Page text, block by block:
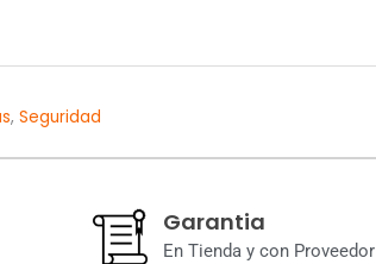
, Seguridad
Garantia
En Tienda y con Proveedor